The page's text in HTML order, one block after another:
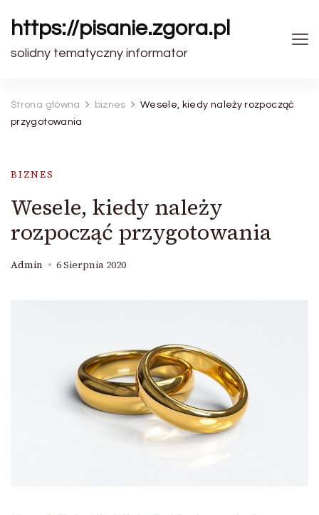
https://pisanie.zgora.pl
solidny tematyczny informator
Strona główna biznes
Wesele, kiedy należy rozpocząć
przygotowania
BIZNES
Wesele, kiedy należy
rozpocząć przygotowania
Admin 6 Sierpnia 2020